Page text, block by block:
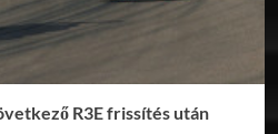
R3E frissítés után